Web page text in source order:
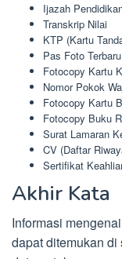
Ijazah
Transkrip Nilai
KTP (Kartu
Pas Foto Terbaru
Fotocopy Kartu
Nomor Pokok
Fotocopy Kartu
Fotocopy Buku
Surat Lamaran
CV (Daftar
Sertifikat
Akhir Kata
Informasi
dapat ditemukan di